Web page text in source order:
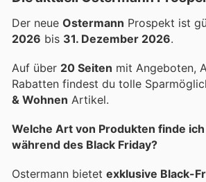
Der neue Ostermann Prospekt ist
2026 bis 31. Dezember 2026.
Auf über 20 Seiten mit Angeboten,
Rabatten findest du tolle
& Wohnen Artikel.
Welche Art von Produkten finde
während des Black Friday?
Ostermann bietet exklusive Black-